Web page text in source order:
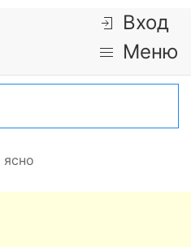
Вход
Меню
ясно